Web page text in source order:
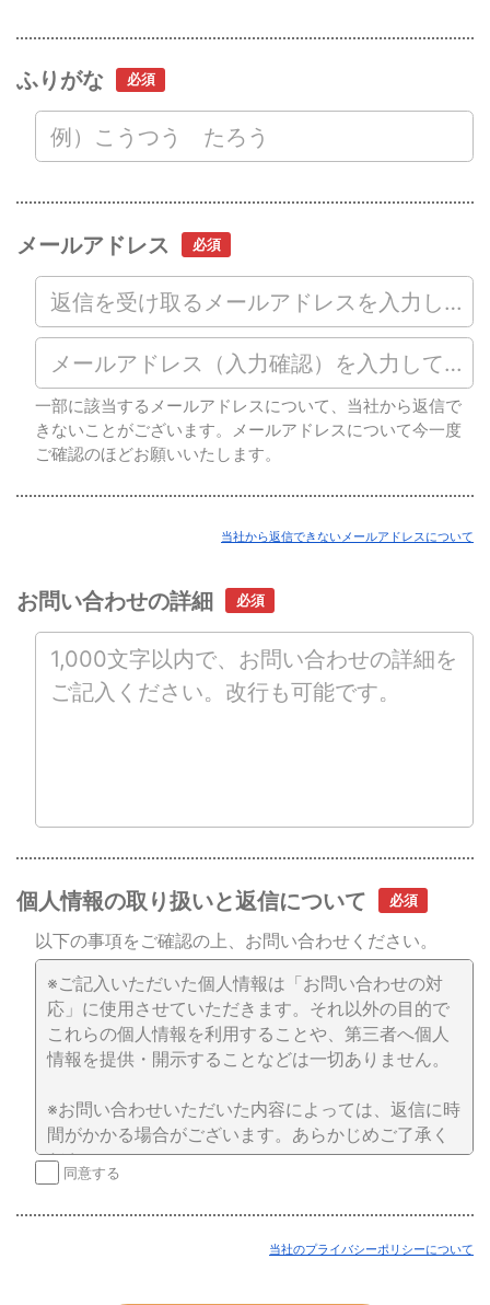
ふりがな
メールアドレス
一部に該当するメールアドレスについて、当社から返信で
きないことがございます。メールアドレスについて今一度
ご確認のほどお願いいたします。
当社から返信できないメールアドレスについて
お問い合わせの詳細
個人情報の取り扱いと返信について
以下の事項をご確認の上、お問い合わせください。
※ご記入いただいた個人情報は「お問い合わせの対
応」に使用させていただきます。それ以外の目的で
これらの個人情報を利用することや、第三者へ個人
情報を提供・開示することなどは一切ありません。
※お問い合わせいただいた内容によっては、返信に時
間がかかる場合がございます。あらかじめご了承く
ださい。
同意する
当社のプライバシーポリシーについて